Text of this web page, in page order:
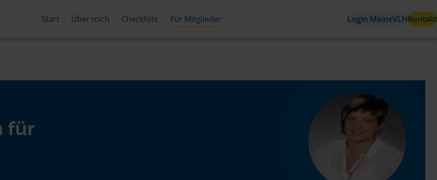
Start Über mich Checkliste Für Mitglieder Login MeineVLHKontakt
für